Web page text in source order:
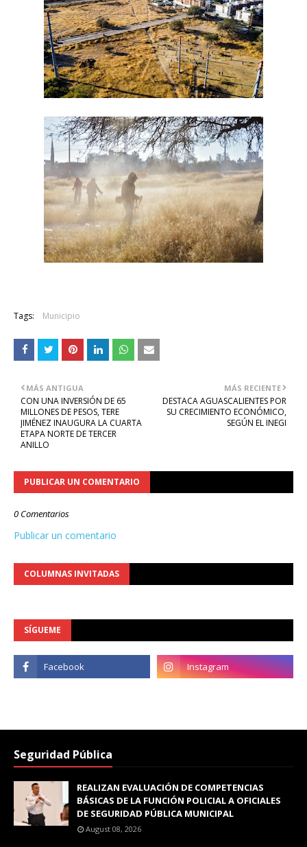
Tags: Municipio
MÁS RECIENTE
DESTACA AGUASCALIENTES POR
SU CRECIMIENTO ECONÓMICO,
SEGÚN EL INEGI
MÁS ANTIGUA
CON UNA INVERSIÓN DE 65
MILLONES DE PESOS, TERE
JIMÉNEZ INAUGURA LA CUARTA
ETAPA NORTE DE TERCER
ANILLO
PUBLICAR UN COMENTARIO
0 Comentarios
Publicar un comentario
COLUMNAS INVITADAS
SÍGUEME
Seguridad Pública
REALIZAN EVALUACIÓN DE COMPETENCIAS
BÁSICAS DE LA FUNCIÓN POLICIAL A OFICIALES
DE SEGURIDAD PÚBLICA MUNICIPAL
August 08, 2026